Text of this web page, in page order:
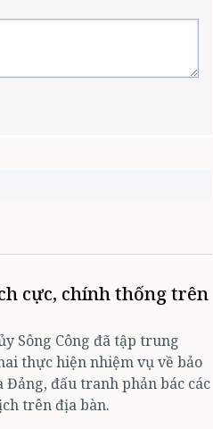
cực, chính thống trên
Sông Công đã tập trung
thực hiện nhiệm vụ về bảo
đấu tranh phản bác các
trên địa bàn.